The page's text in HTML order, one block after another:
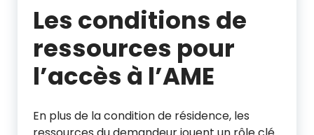
Les conditions de
ressources pour
l’accès à l’AME
En plus de la condition de résidence, les